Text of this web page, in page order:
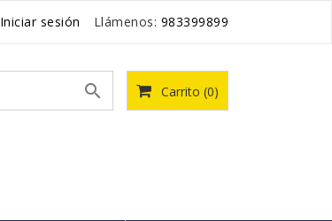
Iniciar sesión Llámenos: 983399899
Carrito (0)
